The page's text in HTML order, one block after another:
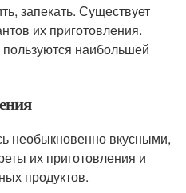
запекать. Существует
их приготовления.
наибольшей
необыкновенно вкусными,
их приготовления и
продуктов.